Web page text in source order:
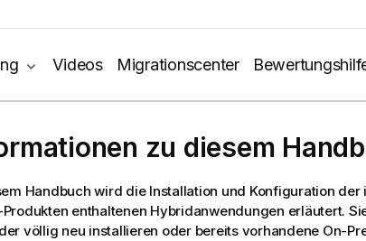
Videos Migrationscenter
zu diesem
Handbuch wird die Installation und Konfiguration
Produkten enthaltenen Hybridanwendungen erläutert.
völlig neu installieren oder bereits vorhandene On-